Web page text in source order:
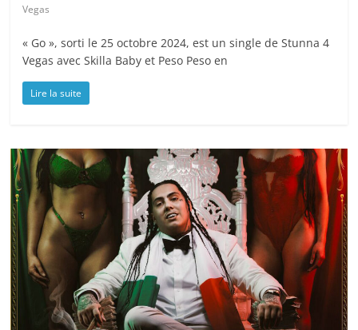
Vegas
« Go », sorti le 25 octobre 2024, est un single de Stunna 4
Vegas avec Skilla Baby et Peso Peso en
Lire la suite